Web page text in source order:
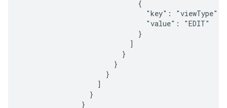
                             {
                               "key": "viewType",
                               "value": "EDIT"
                             }
                           ]
                         }
                       }
                     }
                   ]
                 }
               }